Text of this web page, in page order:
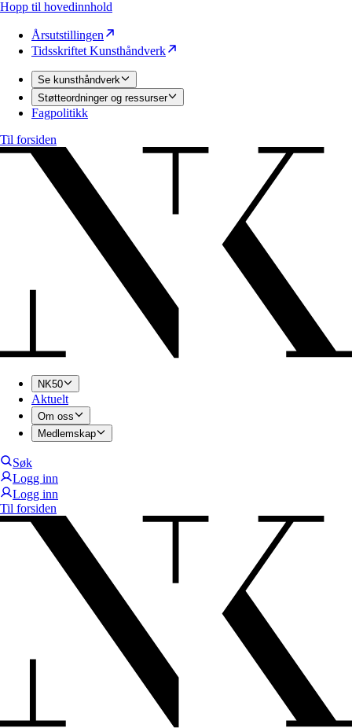
Hopp til hovedinnhold
Årsutstillingen
Tidsskriftet Kunsthåndverk
Se kunsthåndverk
Støtteordninger og ressurser
Fagpolitikk
Til forsiden
NK50
Aktuelt
Om oss
Medlemskap
Søk
Logg inn
Logg inn
Til forsiden